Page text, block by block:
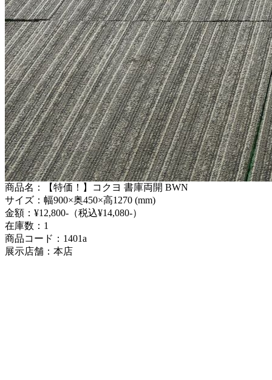
商品名：【特価！】コクヨ 書庫両開 BWN
サイズ：幅900×奥450×高1270 (mm)
金額：¥12,800-（税込¥14,080-）
在庫数：1
商品コード：1401a
展示店舗：本店